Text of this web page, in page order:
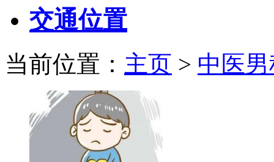
交通位置
当前位置： 主页 > 中医